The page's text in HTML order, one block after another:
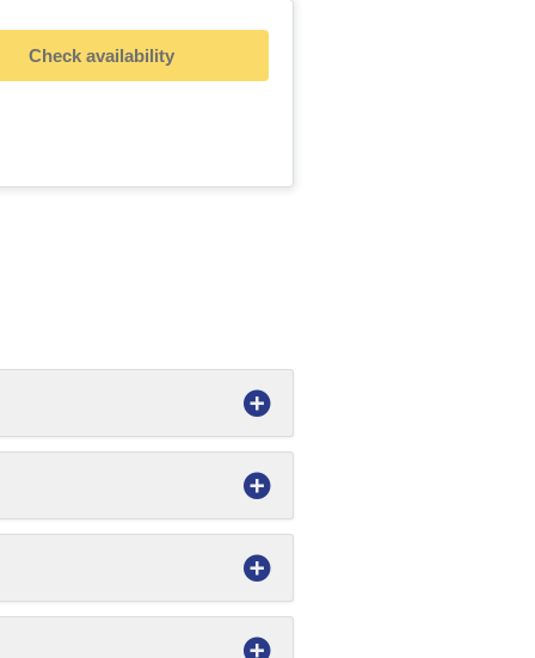
Check availability